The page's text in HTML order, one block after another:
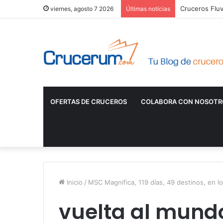
viernes, agosto 7 2026 Últimas notícias Cruceros
OFERTAS DE CRUCEROS COLABORA CON
Inicio / MSC Magnifica, 119 días, 49 destinos, en
vuelta al